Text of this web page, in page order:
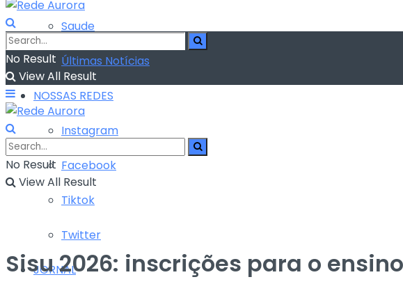
Saude
Últimas Notícias
NOSSAS REDES
Instagram
Facebook
Tiktok
Twitter
JORNAL
No Result
View All Result
No Result
View All Result
Sisu 2026: inscrições para o